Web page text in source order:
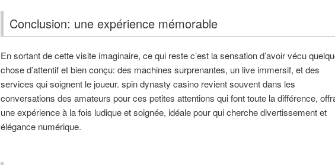
Conclusion: une expérience mémorable
En sortant de cette visite imaginaire, ce qui reste c’est la sensation d’avoir vécu
chose d’attentif et bien conçu: des machines surprenantes, un live immersif, et des
services qui soignent le joueur. spin dynasty casino revient souvent dans les
conversations des amateurs pour ces petites attentions qui font toute la différence,
une expérience à la fois ludique et soignée, idéale pour qui cherche divertissement et
élégance numérique.